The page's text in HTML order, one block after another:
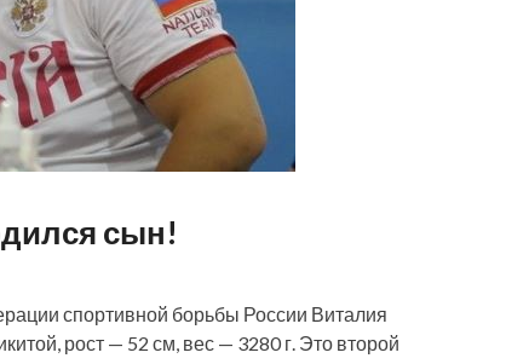
сын!
спортивной борьбы России Виталия
рост — 52 см, вес — 3280 г. Это второй